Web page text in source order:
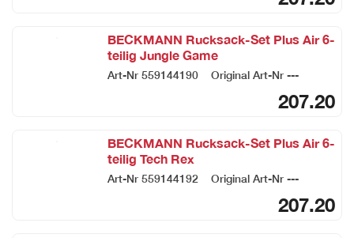
BECKMANN Rucksack-Set Plus Air 6-
teilig Jungle Game
Art-Nr 559144190 Original Art-Nr ---
207.20
BECKMANN Rucksack-Set Plus Air 6-
teilig Tech Rex
Art-Nr 559144192 Original Art-Nr ---
207.20